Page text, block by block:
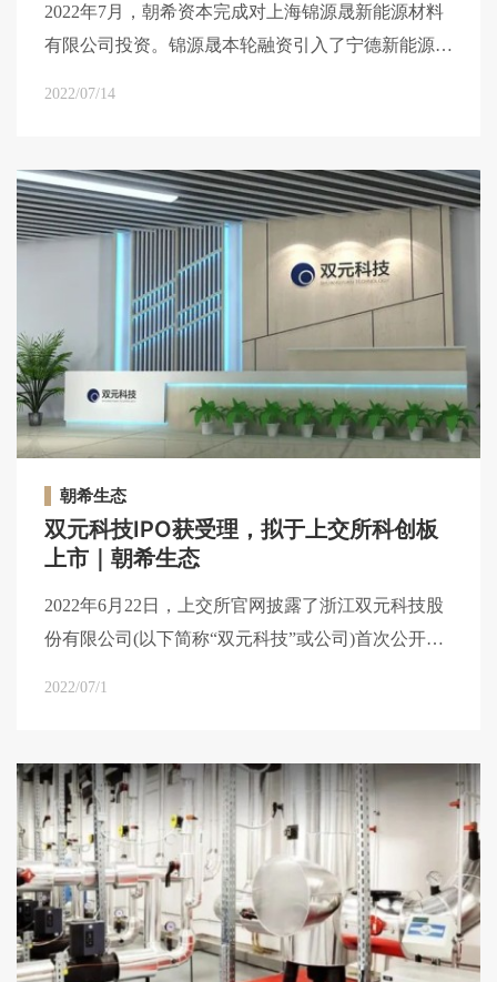
2022年7月，朝希资本完成对上海锦源晟新能源材料
有限公司投资。锦源晟本轮融资引入了宁德新能源、
2022/07/14
朝希生态
双元科技IPO获受理，拟于上交所科创板
上市｜朝希生态
2022年6月22日，上交所官网披露了浙江双元科技股
份有限公司(以下简称“双元科技”或公司)首次公开发
2022/07/1